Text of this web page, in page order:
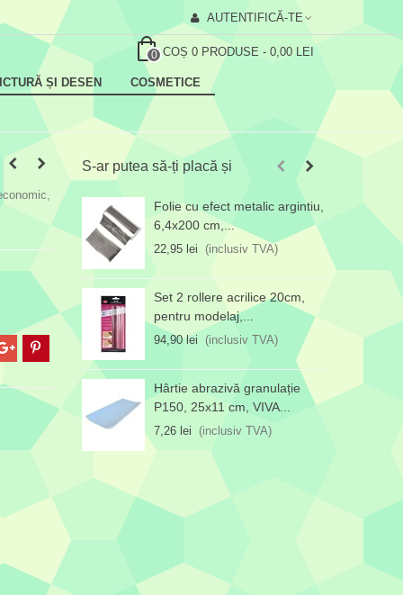
AUTENTIFICĂ-TE
0 COȘ 0 PRODUSE - 0,00 LEI
ȘI DESEN COSMETICE
S-ar putea să-ți placă și
Folie cu efect metalic argintiu,
6,4x200 cm,...
22,95 lei (inclusiv TVA)
Set 2 rollere acrilice 20cm,
pentru modelaj,...
94,90 lei (inclusiv TVA)
Hârtie abrazivă granulație
P150, 25x11 cm, VIVA...
7,26 lei (inclusiv TVA)